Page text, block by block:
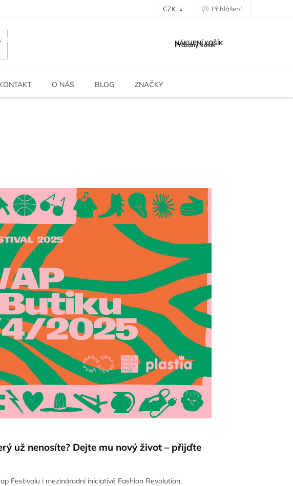
CZK Přihlášení
HLEDAT NÁKUPNÍ KOŠÍK
Prázdný košík
O NÁS BLOG ZNAČKY
už nenosíte? Dejte mu nový život – přijďte
Festivalu i mezinárodní iniciativě Fashion Revolution.